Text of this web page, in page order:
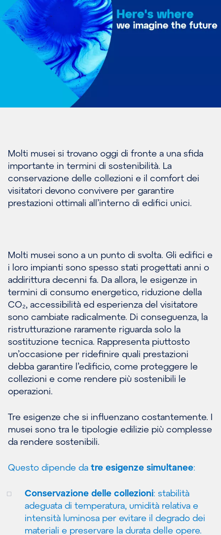
Molti musei si trovano oggi di fronte a una sfida
importante in termini di sostenibilità. La
conservazione delle collezioni e il comfort dei
visitatori devono convivere per garantire
prestazioni ottimali all’interno di edifici unici.
Molti musei sono a un punto di svolta. Gli edifici e
i loro impianti sono spesso stati progettati anni o
addirittura decenni fa. Da allora, le esigenze in
termini di consumo energetico, riduzione della
CO₂, accessibilità ed esperienza del visitatore
sono cambiate radicalmente. Di conseguenza, la
ristrutturazione raramente riguarda solo la
sostituzione tecnica. Rappresenta piuttosto
un’occasione per ridefinire quali prestazioni
debba garantire l’edificio, come proteggere le
collezioni e come rendere più sostenibili le
operazioni.
Tre esigenze che si influenzano costantemente. I
musei sono tra le tipologie edilizie più complesse
da rendere sostenibili.
Questo dipende da tre esigenze simultanee:
Conservazione delle collezioni: stabilità
adeguata di temperatura, umidità relativa e
intensità luminosa per evitare il degrado dei
materiali e preservare la durata delle opere.